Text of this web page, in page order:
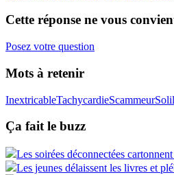
Cette réponse ne vous
Posez votre question
Mots à retenir
InextricableTachycardieScammeur
Ça fait le buzz
Les soirées déconnectées
Les jeunes délaissent les livres et